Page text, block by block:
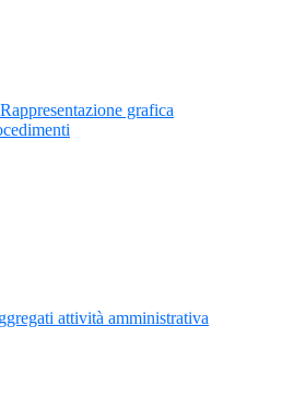
Rappresentazione grafica
attività amministrativa